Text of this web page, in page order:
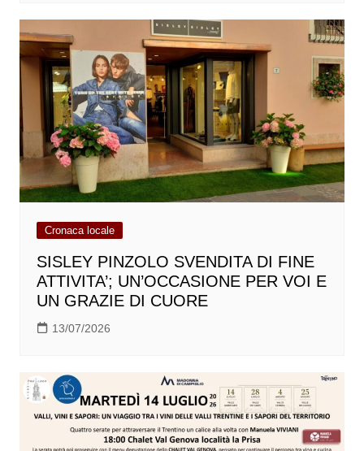
Cronaca locale
SISLEY PINZOLO SVENDITA DI FINE
ATTIVITA’; UN’OCCASIONE PER VOI E
UN GRAZIE DI CUORE
13/07/2026